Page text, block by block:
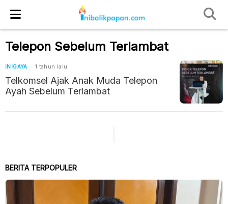
Telepon Sebelum Terlambat
INIGAYA 1 tahun lalu
Telkomsel Ajak Anak Muda Telepon
Ayah Sebelum Terlambat
BERITA TERPOPULER